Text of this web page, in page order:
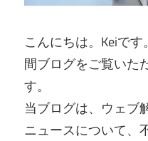
こんにちは。Keiで
間ブログをご覧いた
す。
当ブログは、ウェブ
ニュースについて、